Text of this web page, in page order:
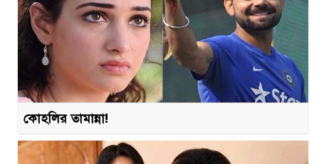
কোহলির তামান্না!